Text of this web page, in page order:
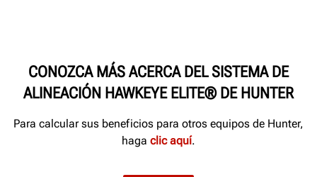
CONOZCA MÁS ACERCA DEL SISTEMA DE
ALINEACIÓN HAWKEYE ELITE® DE HUNTER
Para calcular sus beneficios para otros equipos de Hunter,
haga clic aquí.